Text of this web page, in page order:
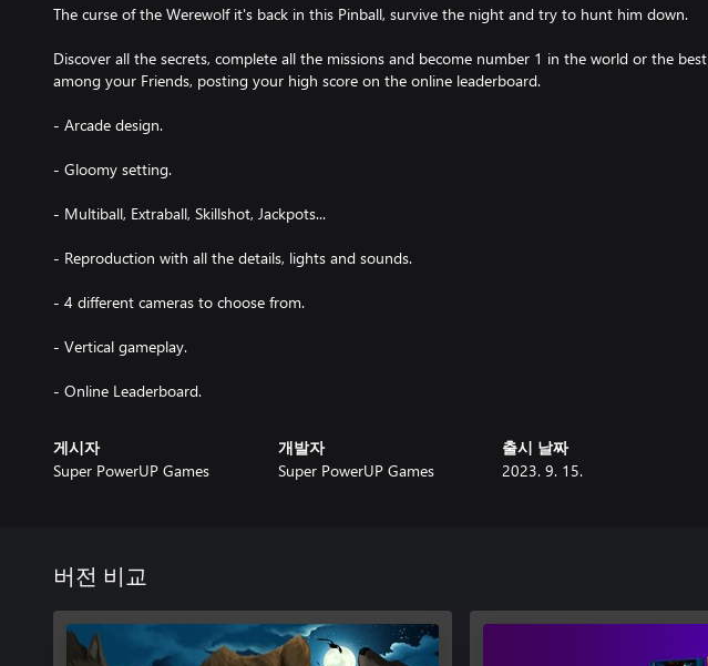
The curse of the Werewolf it's back in this Pinball, survive the night and try to hunt him down.
Discover all the secrets, complete all the missions and become number 1 in the world or the best
among your Friends, posting your high score on the online leaderboard.
- Arcade design.
- Gloomy setting.
- Multiball, Extraball, Skillshot, Jackpots...
- Reproduction with all the details, lights and sounds.
- 4 different cameras to choose from.
- Vertical gameplay.
- Online Leaderboard.
게시자
Super PowerUP Games
개발자
Super PowerUP Games
출시 날짜
2023. 9. 15.
버전 비교